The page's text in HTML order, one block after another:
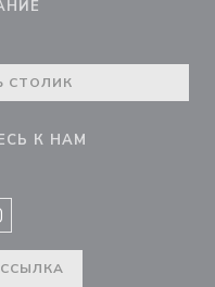
СТОЛИК
К НАМ
((открывается в новом
((открывается в